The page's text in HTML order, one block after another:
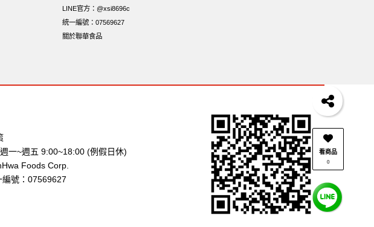
LINE官方：@xsi8696c
統一編號：07569627
關於聯華食品
一~週五 9:00~18:00 (例假日休)
Foods Corp.
號：07569627
看商品
0